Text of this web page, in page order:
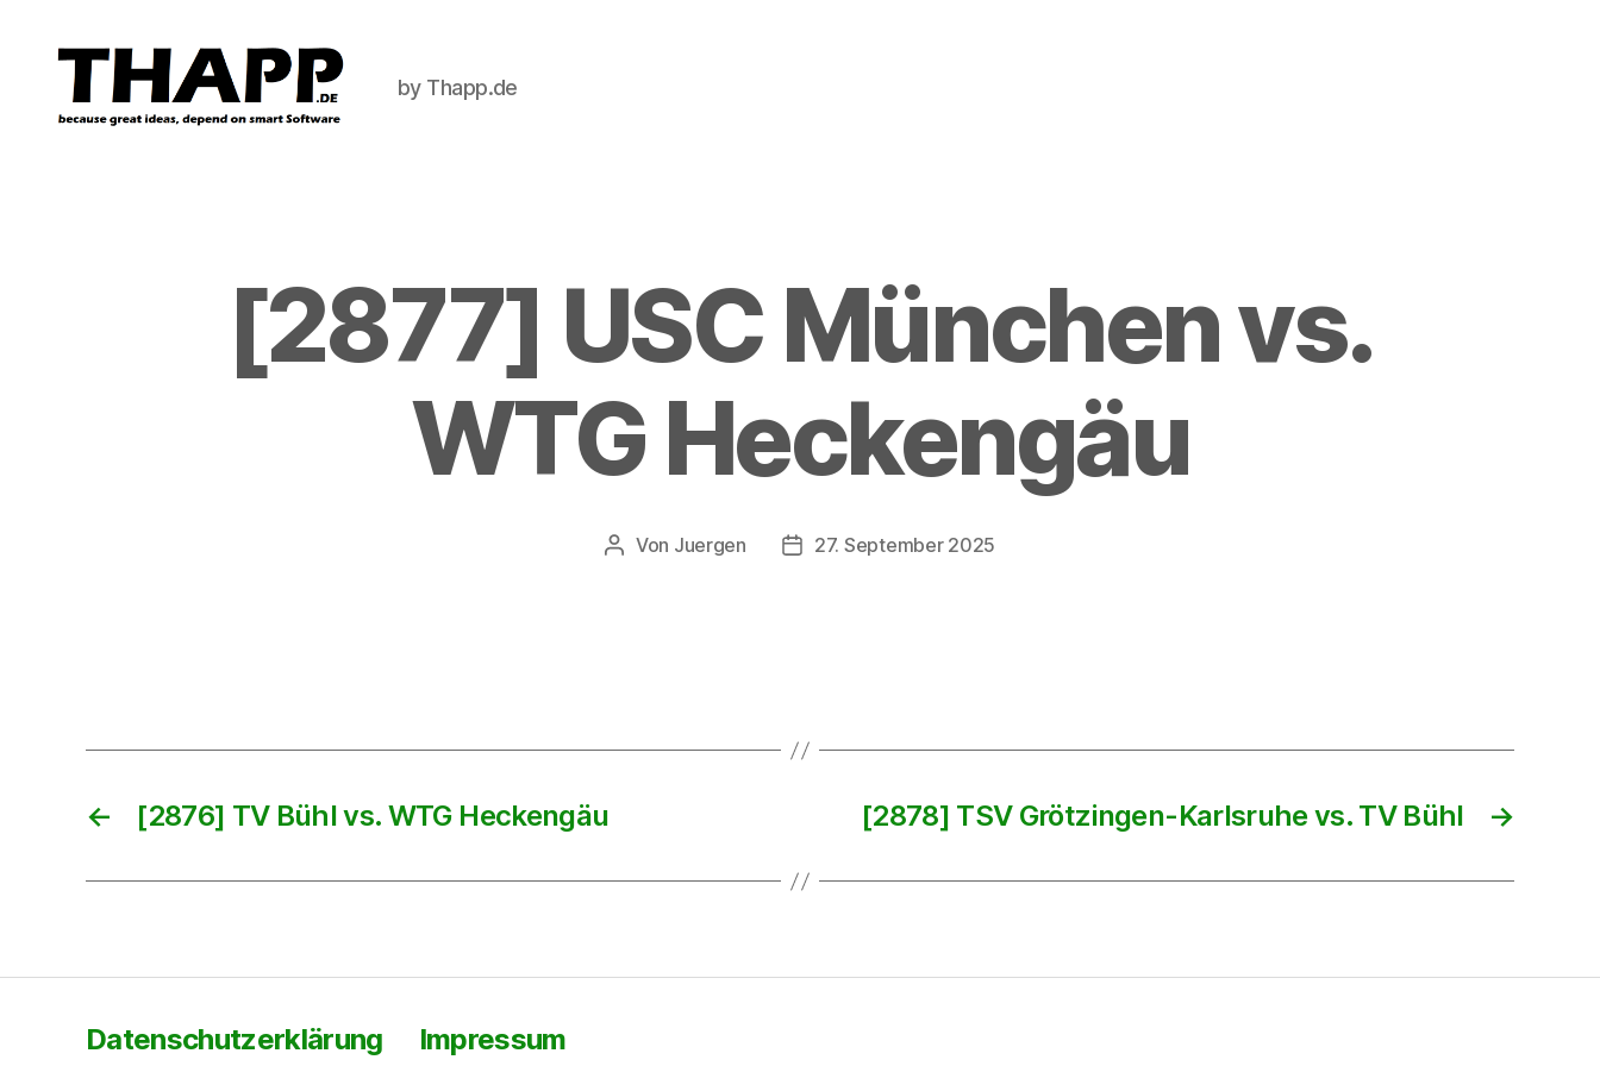
by Thapp.de
[2877] USC München vs.
WTG Heckengäu
Beitragsautor
Von Juergen Beitragsdatum
27. September 2025
← [2876] TV Bühl vs. WTG Heckengäu →
[2878] TSV Grötzingen-Karlsruhe vs. TV Bühl
Datenschutzerklärung Impressum